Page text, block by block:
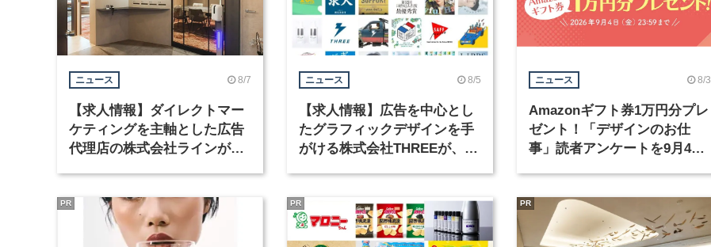
ニュース 8/7
【求人情報】ダイレクトマー
ケティングを主軸とした広告
代理店の株式会社ラインが、
ニュース 8/5
【求人情報】広告を中心とし
たグラフィックデザインを手
がける株式会社THREEが、グ
ニュース 8/3
Amazonギフト券1万円分プレ
ゼント！「デザインのお仕
事」読者アンケートを9月4日
PR PR PR